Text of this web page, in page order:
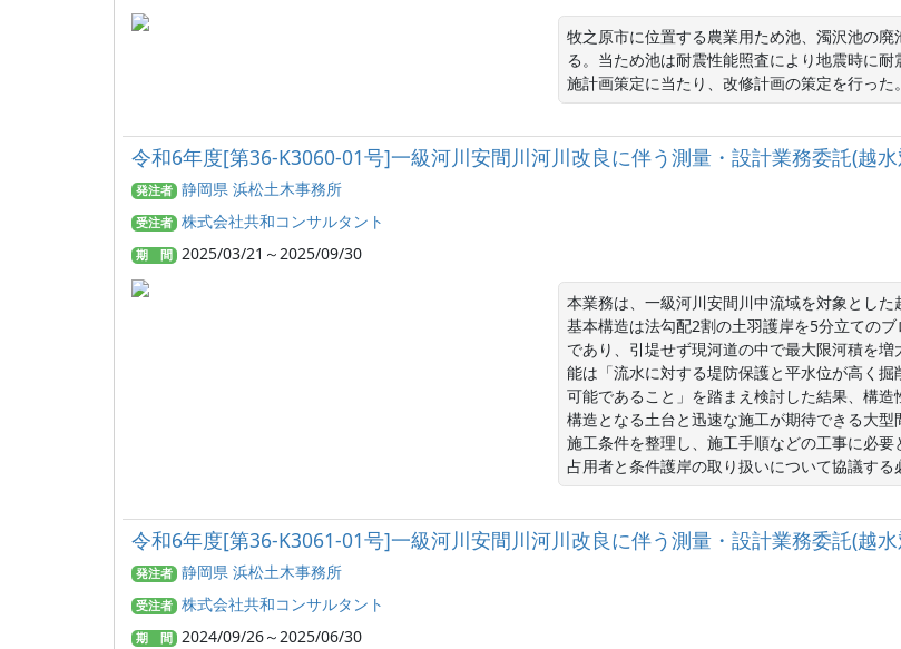
牧之原市に位置する農業用ため池、濁沢池の
る。当ため池は耐震性能照査により地震時に
施計画策定に当たり、改修計画の策定を行った。
令和6年度[第36-K3060-01号]一級河川安間川河川改良に伴う測量・設計業務委託(越
発注者 静岡県 浜松土木事務所
受注者 株式会社共和コンサルタント
期 間 2025/03/21～2025/09/30
本業務は、一級河川安間川中流域を対象とし
基本構造は法勾配2割の土羽護岸を5分立ての
であり、引堤せず現河道の中で最大限河積を
能は「流水に対する堤防保護と平水位が高く
可能であること」を踏まえ検討した結果、構
構造となる土台と迅速な施工が期待できる大
施工条件を整理し、施工手順などの工事に必
占用者と条件護岸の取り扱いについて協議する
令和6年度[第36-K3061-01号]一級河川安間川河川改良に伴う測量・設計業務委託(越
発注者 静岡県 浜松土木事務所
受注者 株式会社共和コンサルタント
期 間 2024/09/26～2025/06/30